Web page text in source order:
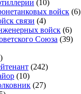
(10)
войск (6)
связи (4)
войск (6)
Союза (39)
(242)
(10)
(27)